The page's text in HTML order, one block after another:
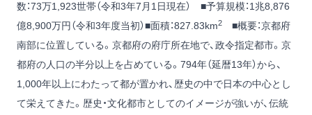
数：73万1,923世帯（令和3年7月1日現在） ■予算規模：1兆8,876
億8,900万円（令和3年度当初）■面積：827.83km2
■概要：京都府
南部に位置している。京都府の府庁所在地で、政令指定都市。京
都府の人口の半分以上を占めている。794年（延暦13年）から、
1,000年以上にわたって都が置かれ、歴史の中で日本の中心とし
て栄えてきた。歴史・文化都市としてのイメージが強いが、伝統